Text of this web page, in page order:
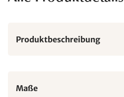
Produktbeschreibung
Maße